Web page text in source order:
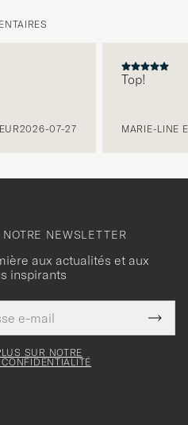
2026-07-27
Top!
MARIE-LINE
NEWSLETTER
aux actualités et aux
inspirants
SUR NOTRE